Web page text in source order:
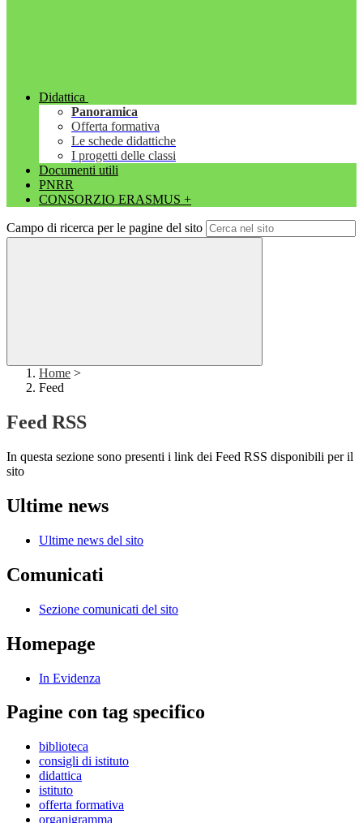
Didattica
Panoramica
Offerta formativa
Le schede didattiche
I progetti delle classi
Documenti utili
PNRR
CONSORZIO ERASMUS +
Campo di ricerca per le pagine del sito
Home >
Feed
Feed RSS
In questa sezione sono presenti i link dei Feed RSS disponibili per il
sito
Ultime news
Ultime news del sito
Comunicati
Sezione comunicati del sito
Homepage
In Evidenza
Pagine con tag specifico
biblioteca
consigli di istituto
didattica
istituto
offerta formativa
organigramma